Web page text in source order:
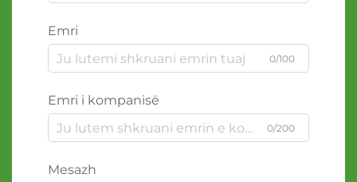
Emri
0/100
Emri i kompanisë
0/200
Mesazh